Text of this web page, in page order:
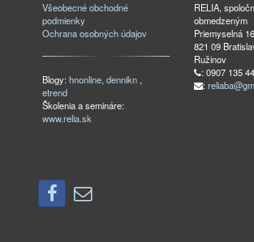
Všeobecné obchodné
podmienky
Ochrana osobných údajov
Blogy:hnonline,dennikn ,
etrend
Školenia a semináre:
www.relia.sk
RELIA,
obmedzeným
Priemyselná
821 09
Ružinov
: 0907 135
: